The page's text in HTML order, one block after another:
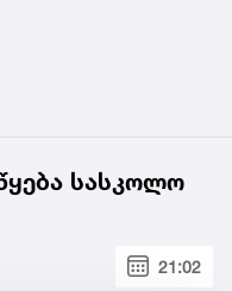
სასკოლო
21:02